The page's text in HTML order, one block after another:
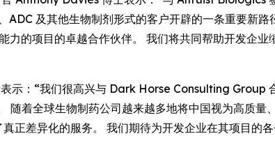
ADC 及其他生物制剂形式的客户开辟的一条重要新
力的项目的卓越合作伙伴。 我们将共同帮助开发企
示：“我们很高兴与 Dark Horse Consulting Group
随着全球生物制药公司越来越多地将中国视为高质
正差异化的服务。 我们期待为开发企业在其项目的